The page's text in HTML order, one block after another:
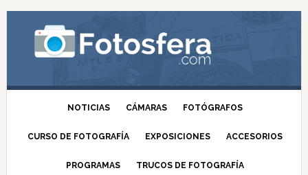
NOTICIAS CÁMARAS FOTÓGRAFOS
CURSO DE FOTOGRAFÍA EXPOSICIONES ACCESORIOS
PROGRAMAS TRUCOS DE FOTOGRAFÍA